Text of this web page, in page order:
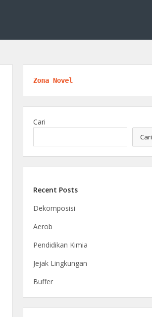
Zona Novel
Cari
Cari
Recent Posts
Dekomposisi
Aerob
Pendidikan Kimia
Jejak Lingkungan
Buffer